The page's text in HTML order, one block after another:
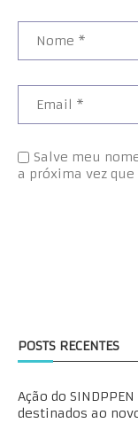
Salve meu
a próxima vez
POSTS RECENTES
Ação do
destinados ao